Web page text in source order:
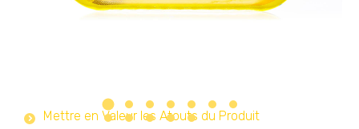
Mettre en Valeur les Atouts du Produit